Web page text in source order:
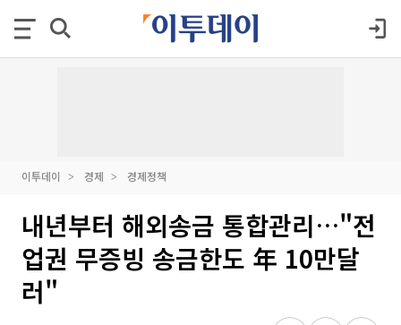
이투데이 경제 경제정책
내년부터 해외송금 통합관리…"전
업권 무증빙 송금한도 年 10만달
러"